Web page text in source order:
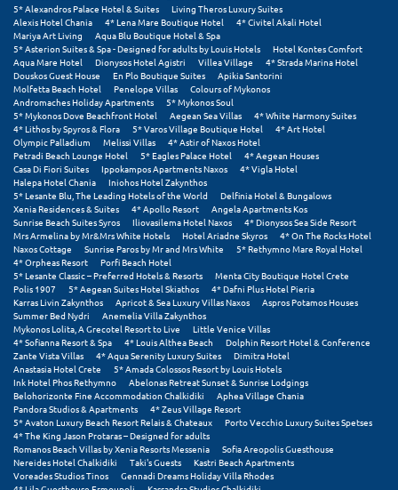
Σκιάθος
Σκόπελος
Σκύρος
Σούνιο
Σπάρτη
Σπέτσες
Σποράδες
Σύβοτα
Σύμη
Σύρος
Σχοινούσα
Τ
Τζουμέρκα
Τήνος
5* Alexandros Palace Hotel & Suites
Living Theros Luxury Suites
Alexis Hotel Chania
4* Lena Mare Boutique Hotel
4* Civitel Akali Hotel
Mariya Art Living
Aqua Blu Boutique Hotel & Spa
5* Asterion Suites & Spa - Designed for adults by Louis Hotels
Hotel Kontes Comfort
Aqua Mare Hotel
Dionysos Hotel Agistri Villea Village
4* Strada Marina Hotel
Douskos Guest House
En Plo Boutique Suites
Apikia Santorini
Molfetta Beach Hotel
Penelope Villas
Colours of Mykonos
Andromaches Holiday Apartments
5* Mykonos Soul
5* Mykonos Dove Beachfront Hotel
Aegean Sea Villas
4* White Harmony Suites
4* Lithos by Spyros & Flora
5* Varos Village Boutique Hotel
4* Art Hotel
Olympic Palladium
Melissi Villas
4* Astir of Naxos Hotel
Petradi Beach Lounge Hotel
5* Eagles Palace Hotel
4* Aegean Houses
Casa Di Fiori Suites
Ippokampos Apartments Naxos
4* Vigla Hotel
Halepa Hotel Chania
Iniohos Hotel Zakynthos
5* Lesante Blu, The Leading Hotels of the World
Delfinia Hotel & Bungalows
Xenia Residences & Suites
4* Apollo Resort
Angela Apartments Kos
Sunrise Beach Suites Syros
Iliovasilema Hotel Naxos
4* Dionysos Sea Side Resort
Mrs Armelina by Mr&Mrs White Hotels
Hotel Ariadne Skyros
4* On The Rocks Hotel
Naxos Cottage
Sunrise Paros by Mr and Mrs White
5* Rethymno Mare Royal Hotel
4* Orpheas Resort
Porfi Beach Hotel
5* Lesante Classic – Preferred Hotels & Resorts
Menta City Boutique Hotel Crete
Polis 1907
5* Aegean Suites Hotel Skiathos
4* Dafni Plus Hotel Pieria
Karras Livin Zakynthos
Apricot & Sea Luxury Villas Naxos
Aspros Potamos Houses
Summer Bed Nydri
Anemelia Villa Zakynthos
Mykonos Lolita, A Grecotel Resort to Live
Little Venice Villas
4* Sofianna Resort & Spa
4* Louis Althea Beach
Dolphin Resort Hotel & Conference
Zante Vista Villas
4* Aqua Serenity Luxury Suites
Dimitra Hotel
Anastasia Hotel Crete
5* Amada Colossos Resort by Louis Hotels
Ink Hotel Phos Rethymno
Abelonas Retreat Sunset & Sunrise Lodgings
Belohorizonte Fine Accommodation Chalkidiki
Aphea Village Chania
Pandora Studios & Apartments
4* Zeus Village Resort
5* Avaton Luxury Beach Resort Relais & Chateaux
Porto Vecchio Luxury Suites Spetses
4* The King Jason Protaras – Designed for adults
Romanos Beach Villas by Xenia Resorts Messenia
Sofia Areopolis Guesthouse
Nereides Hotel Chalkidiki
Taki's Guests
Kastri Beach Apartments
Voreades Studios Tinos
Gennadi Dreams Holiday Villa Rhodes